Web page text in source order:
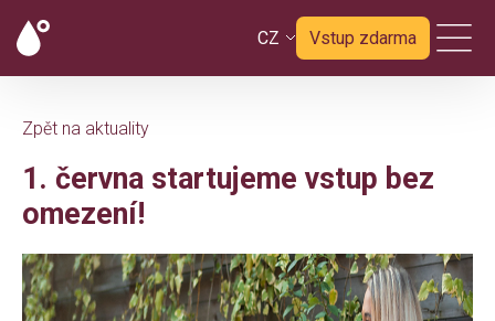
CZ Vstup zdarma
Zpět na aktuality
1. června startujeme vstup bez
omezení!